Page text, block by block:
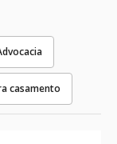
casamento